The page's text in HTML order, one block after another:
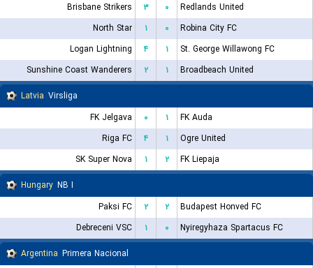
Brisbane Strikers
۳ ۰
Redlands United
North Star
۱ ۰
Robina City FC
Logan Lightning
۴ ۱
St. George Willawong FC
Sunshine Coast Wanderers
۲ ۱
Broadbeach United
Latvia Virsliga
FK Jelgava
۰ ۱
FK Auda
Riga FC
۴ ۱
Ogre United
SK Super Nova
۱ ۲
FK Liepaja
Hungary NB I
Paksi FC
۲ ۲
Budapest Honved FC
Debreceni VSC
۱ ۰
Nyiregyhaza Spartacus FC
Argentina Primera Nacional